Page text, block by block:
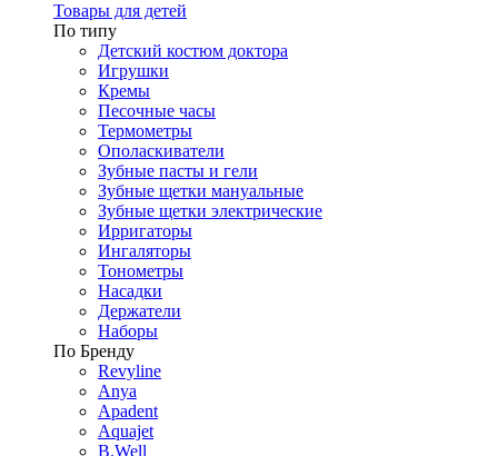
Товары для детей
По типу
Детский костюм доктора
Игрушки
Кремы
Песочные часы
Термометры
Ополаскиватели
Зубные пасты и гели
Зубные щетки мануальные
Зубные щетки электрические
Ирригаторы
Ингаляторы
Тонометры
Насадки
Держатели
Наборы
По Бренду
Revyline
Anya
Apadent
Aquajet
B.Well